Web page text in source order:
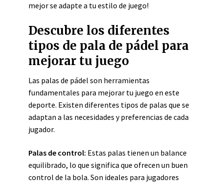
mejor se adapte a tu estilo de juego!
Descubre los diferentes
tipos de pala de pádel para
mejorar tu juego
Las palas de pádel son herramientas
fundamentales para mejorar tu juego en este
deporte. Existen diferentes tipos de palas que se
adaptan a las necesidades y preferencias de cada
jugador.
Palas de control: Estas palas tienen un balance
equilibrado, lo que significa que ofrecen un buen
control de la bola. Son ideales para jugadores